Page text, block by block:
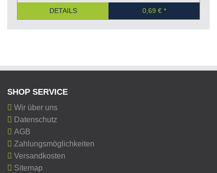
DETAILS 0,69 €
SHOP SERVICE
Wir über uns
Datenschutz
AGB
Zahlungsmöglichkeiten
Versandkosten
Sitemap